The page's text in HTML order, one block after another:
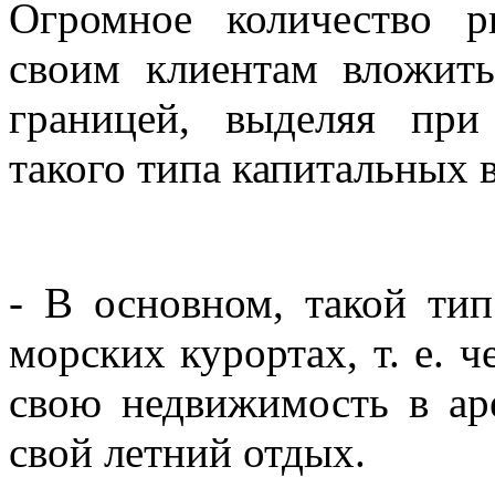
Огромное количество
своим клиентам
границей, выделяя
такого типа капитальных
- В основном, такой
морских курортах, т. е.
свою недвижимость в
свой летний отдых.